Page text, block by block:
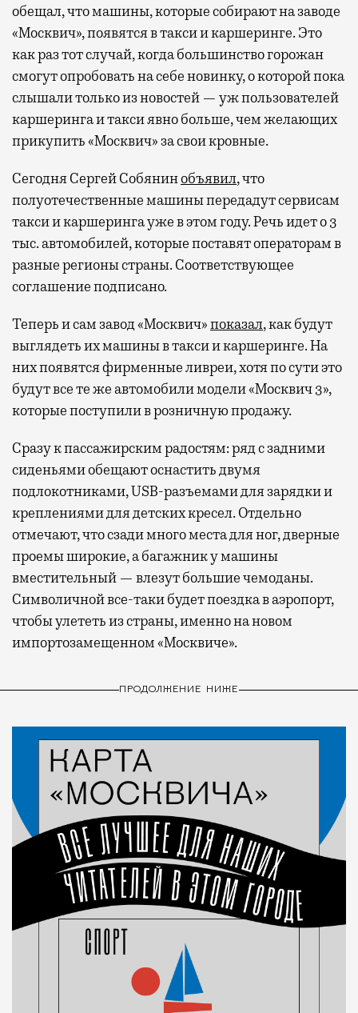
обещал, что машины, которые собирают на заводе
«Москвич», появятся в такси и каршеринге. Это
как раз тот случай, когда большинство горожан
смогут опробовать на себе новинку, о которой пока
слышали только из новостей — уж пользователей
каршеринга и такси явно больше, чем желающих
прикупить «Москвич» за свои кровные.
Сегодня Сергей Собянинобъявил, что
полуотечественные машины передадут сервисам
такси и каршеринга уже в этом году. Речь идет о 3
тыс. автомобилей, которые поставят операторам в
разные регионы страны. Соответствующее
соглашение подписано.
Теперь и сам завод «Москвич»показал, как будут
выглядеть их машины в такси и каршеринге. На
них появятся фирменные ливреи, хотя по сути это
будут все те же автомобили модели «Москвич 3»,
которые поступили в розничную продажу.
Сразу к пассажирским радостям: ряд с задними
сиденьями обещают оснастить двумя
подлокотниками, USB-разъемами для зарядки и
креплениями для детских кресел. Отдельно
отмечают, что сзади много места для ног, дверные
проемы широкие, а багажник у машины
вместительный — влезут большие чемоданы.
Символичной все-таки будет поездка в аэропорт,
чтобы улететь из страны, именно на новом
импортозамещенном «Москвиче».
ПРОДОЛЖЕНИЕ НИЖЕ